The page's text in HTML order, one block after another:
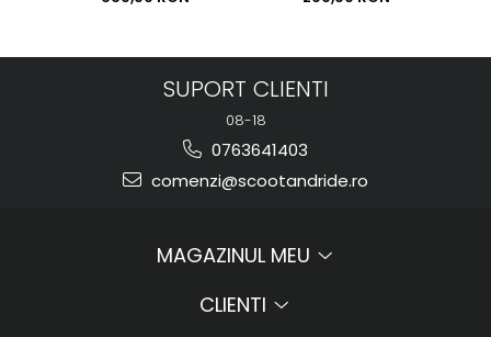
and Go Wildberry, 1-5 ani,
45-51 cm, 1 an+, Wildberry,
SUPORT CLIENTI
08-18
0763641403
comenzi@scootandride.ro
MAGAZINUL MEU
CLIENTI